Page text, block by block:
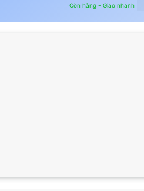
Còn hàng - Giao nhanh